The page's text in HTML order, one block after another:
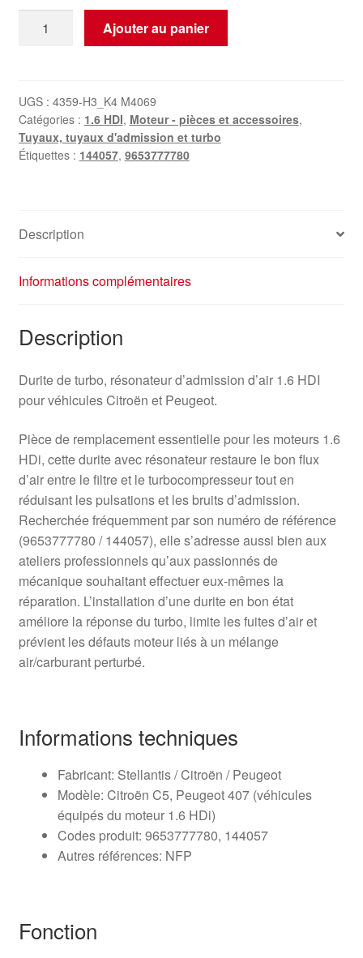
1.6
HDi
Citroën
Peugeot
Ajouter au panier
UGS : 4359-H3_K4 M4069
Catégories : 1.6 HDI, Moteur - pièces et accessoires,
Tuyaux, tuyaux d'admission et turbo
Étiquettes : 144057, 9653777780
Description
Informations complémentaires
Description
Durite de turbo, résonateur d’admission d’air 1.6 HDI
pour véhicules Citroën et Peugeot.
Pièce de remplacement essentielle pour les moteurs 1.6
HDi, cette durite avec résonateur restaure le bon flux
d’air entre le filtre et le turbocompresseur tout en
réduisant les pulsations et les bruits d’admission.
Recherchée fréquemment par son numéro de référence
(9653777780 / 144057), elle s’adresse aussi bien aux
ateliers professionnels qu’aux passionnés de
mécanique souhaitant effectuer eux‑mêmes la
réparation. L’installation d’une durite en bon état
améliore la réponse du turbo, limite les fuites d’air et
prévient les défauts moteur liés à un mélange
air/carburant perturbé.
Informations techniques
Fabricant: Stellantis / Citroën / Peugeot
Modèle: Citroën C5, Peugeot 407 (véhicules
équipés du moteur 1.6 HDi)
Codes produit: 9653777780, 144057
Autres références: NFP
Fonction